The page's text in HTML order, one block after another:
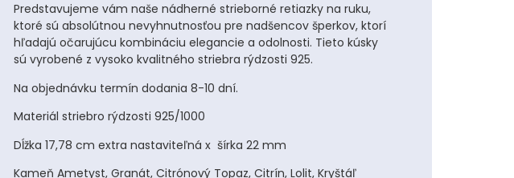
Predstavujeme vám naše nádherné strieborné retiazky na ruku,
ktoré sú absolútnou nevyhnutnosťou pre nadšencov šperkov, ktorí
hľadajú očarujúcu kombináciu elegancie a odolnosti. Tieto kúsky
sú vyrobené z vysoko kvalitného striebra rýdzosti 925.
Na objednávku termín dodania 8-10 dní.
Materiál striebro rýdzosti 925/1000
Dĺžka 17,78 cm extra nastaviteľná x šírka 22 mm
Kameň Ametyst, Granát, Citrónový Topaz, Citrín, Lolit, Kryštáľ